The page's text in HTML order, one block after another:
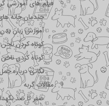
فیلم های آموزشی
چیدمان خانه
آموزش زبان
کوتاه کردن ناخن
کوتاه کردن ناخن
نکاتی درباره
مقالات گربه
صفر تا صد